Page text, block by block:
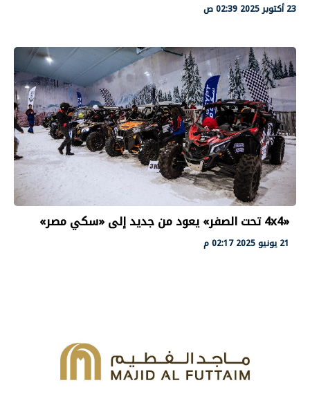
23 أكتوبر 2025 02:39 ص
«4x4 تحت الصفر» يعود من جديد إلى «سكي مصر»
21 يونيو 2025 02:17 م